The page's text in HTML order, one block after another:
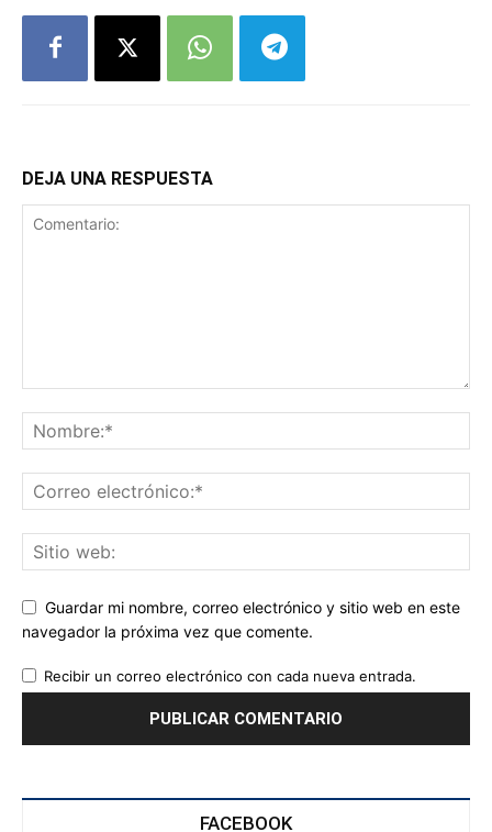
DEJA UNA RESPUESTA
Guardar mi nombre, correo electrónico y sitio web en este
navegador la próxima vez que comente.
Recibir un correo electrónico con cada nueva entrada.
FACEBOOK